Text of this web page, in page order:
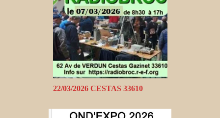
22/03/2026 CESTAS 33610